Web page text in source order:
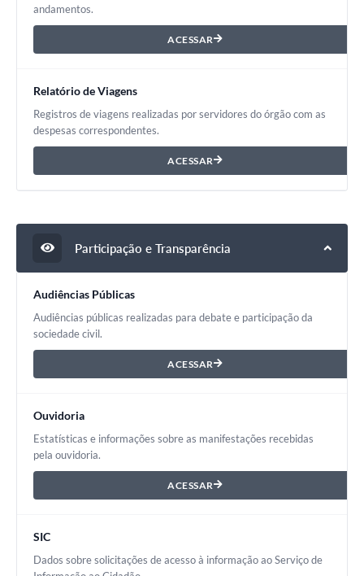
andamentos.
ACESSAR
Relatório de Viagens
Registros de viagens realizadas por servidores do órgão com as
despesas correspondentes.
ACESSAR
Participação e Transparência
Audiências Públicas
Audiências públicas realizadas para debate e participação da
sociedade civil.
ACESSAR
Ouvidoria
Estatísticas e informações sobre as manifestações recebidas
pela ouvidoria.
ACESSAR
SIC
Dados sobre solicitações de acesso à informação ao Serviço de